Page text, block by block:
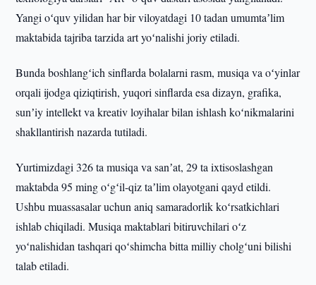
Yangi oʻquv yilidan har bir viloyatdagi 10 tadan umumtaʼlim
maktabida tajriba tarzida art yoʻnalishi joriy etiladi.
Bunda boshlangʻich sinflarda bolalarni rasm, musiqa va oʻyinlar
orqali ijodga qiziqtirish, yuqori sinflarda esa dizayn, grafika,
sunʼiy intellekt va kreativ loyihalar bilan ishlash koʻnikmalarini
shakllantirish nazarda tutiladi.
Yurtimizdagi 326 ta musiqa va sanʼat, 29 ta ixtisoslashgan
maktabda 95 ming oʻgʻil-qiz taʼlim olayotgani qayd etildi.
Ushbu muassasalar uchun aniq samaradorlik koʻrsatkichlari
ishlab chiqiladi. Musiqa maktablari bitiruvchilari oʻz
yoʻnalishidan tashqari qoʻshimcha bitta milliy cholgʻuni bilishi
talab etiladi.